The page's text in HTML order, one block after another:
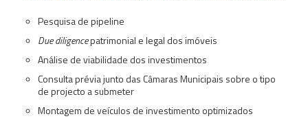
Pesquisa de pipeline
Due diligencepatrimonial e legal dos imóveis
Análise de viabilidade dos investimentos
Consulta prévia junto das Câmaras Municipais sobre o tipo
de projecto a submeter
Montagem de veículos de investimento optimizados